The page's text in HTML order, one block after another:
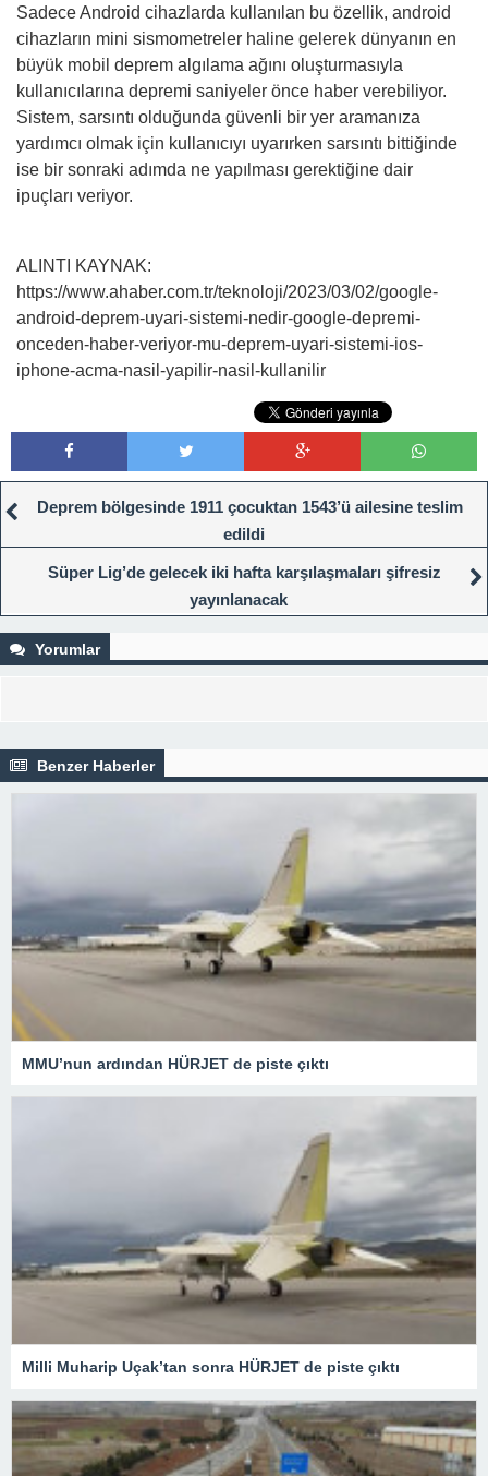
Sadece Android cihazlarda kullanılan bu özellik, android
cihazların mini sismometreler haline gelerek dünyanın en
büyük mobil deprem algılama ağını oluşturmasıyla
kullanıcılarına depremi saniyeler önce haber verebiliyor.
Sistem, sarsıntı olduğunda güvenli bir yer aramanıza
yardımcı olmak için kullanıcıyı uyarırken sarsıntı bittiğinde
ise bir sonraki adımda ne yapılması gerektiğine dair
ipuçları veriyor.
ALINTI KAYNAK:
https://www.ahaber.com.tr/teknoloji/2023/03/02/google-
android-deprem-uyari-sistemi-nedir-google-depremi-
onceden-haber-veriyor-mu-deprem-uyari-sistemi-ios-
iphone-acma-nasil-yapilir-nasil-kullanilir
Deprem bölgesinde 1911 çocuktan 1543’ü ailesine teslim
edildi
Süper Lig’de gelecek iki hafta karşılaşmaları şifresiz
yayınlanacak
Yorumlar
Benzer Haberler
MMU’nun ardından HÜRJET de piste çıktı
Milli Muharip Uçak’tan sonra HÜRJET de piste çıktı